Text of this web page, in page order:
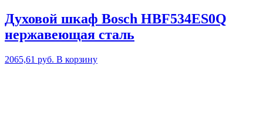
Духовой шкаф Bosch HBF534ES0Q
нержавеющая сталь
2065,61 руб. В корзину